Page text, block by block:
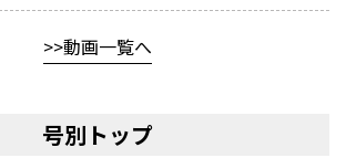
動画一覧へ
号別トップ